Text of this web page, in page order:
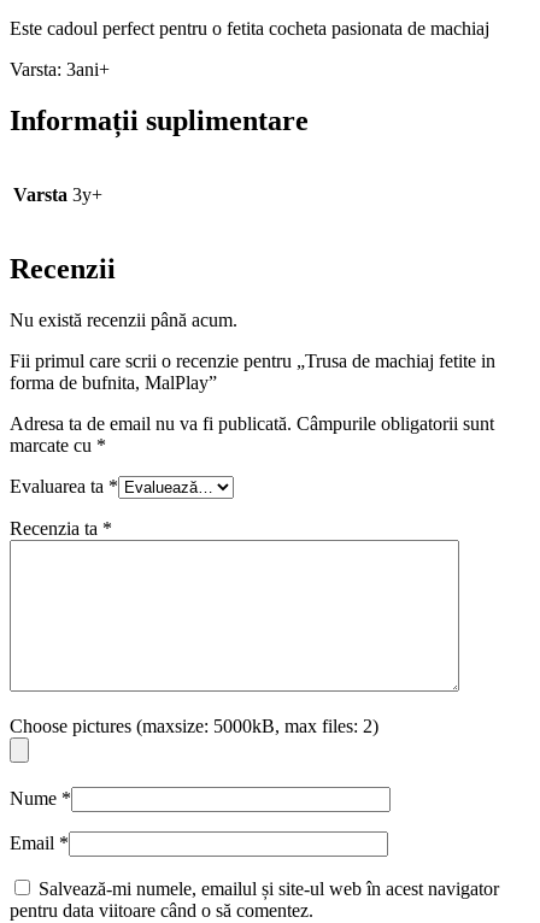
Este cadoul perfect pentru o fetita cocheta pasionata de machiaj
Varsta: 3ani+
Informații suplimentare
Varsta 3y+
Recenzii
Nu există recenzii până acum.
Fii primul care scrii o recenzie pentru „Trusa de machiaj fetite in
forma de bufnita, MalPlay”
Adresa ta de email nu va fi publicată. Câmpurile obligatorii sunt
marcate cu *
Evaluarea ta *
Recenzia ta *
Choose pictures (maxsize: 5000kB, max files: 2)
Nume *
Email *
Salvează-mi numele, emailul și site-ul web în acest navigator
pentru data viitoare când o să comentez.